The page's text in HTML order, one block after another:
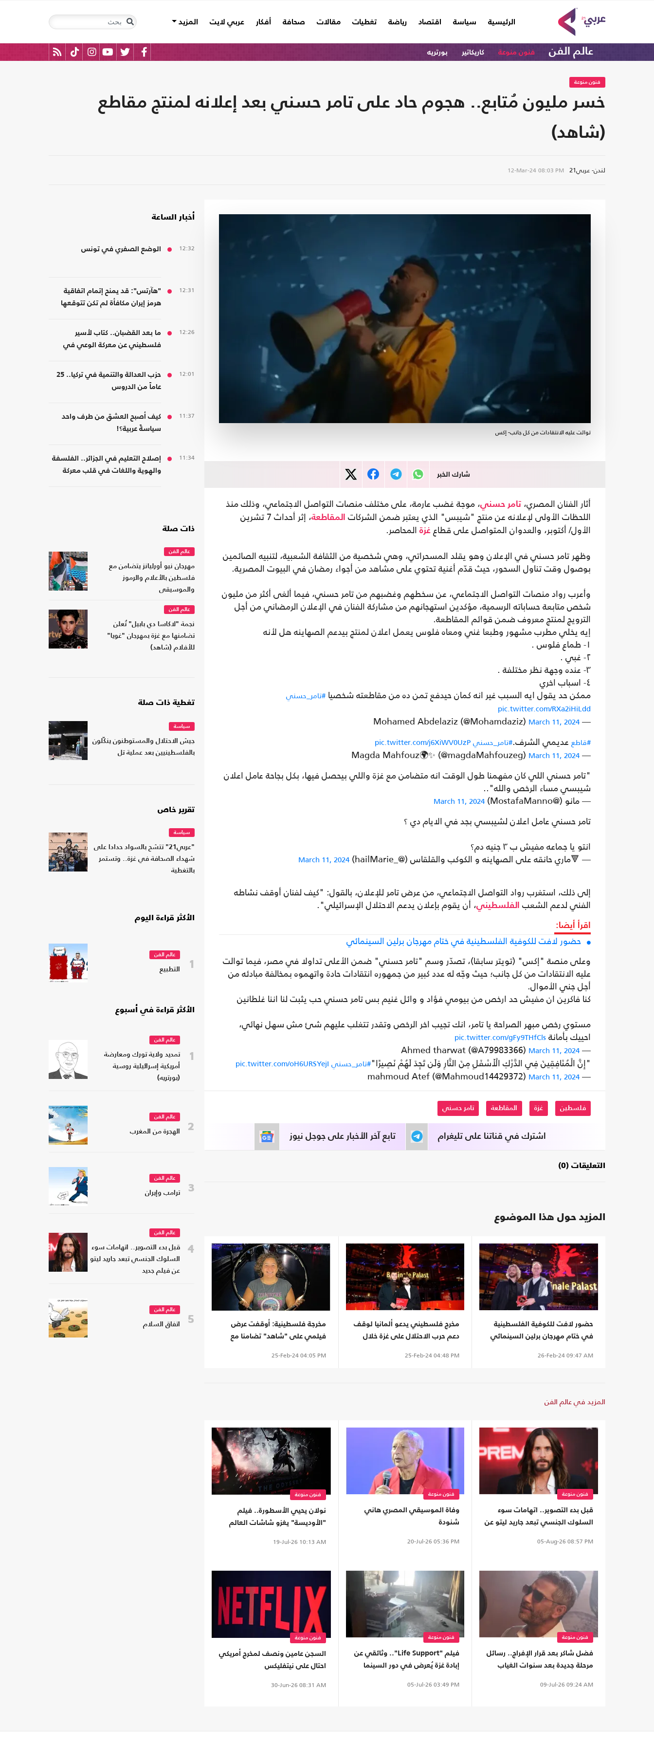
الرئيسية
(current) سياسة اقتصاد رياضة تغطيات مقالات صحافة أفكار عربي لايت المزيد
عالم الفن فنون منوعة كاريكاتير بورتريه
فنون منوعة
خسر مليون مُتابع.. هجوم حاد على تامر حسني بعد إعلانه لمنتج مقاطع
(شاهد)
لندن- عربي21 12-Mar-24 08:03 PM
توالت عليه الانتقادات من كل جانب- إكس
شارك الخبر
أثار الفنان المصري، تامر حسني، موجة غضب عارمة، على مختلف منصات التواصل الاجتماعي، وذلك منذ
اللحظات الأولى لإعلانه عن منتج "شيبس" الذي يعتبر ضمن الشركات
المقاطعة
، إثر أحداث 7 تشرين
الأول/ أكتوبر، والعدوان المتواصل على قطاع غزة المحاصر.
وظهر تامر حسني في الإعلان وهو يقلد المسحراتي، وهي شخصية من الثقافة الشعبية، لتنبيه الصائمين
بوصول وقت تناول السحور، حيث قدّم أغنية تحتوي على مشاهد من أجواء رمضان في البيوت المصرية.
وأعرب رواد منصات التواصل الاجتماعي، عن سخطهم وغضبهم من تامر حسني، فيما ألغى أكثر من مليون
شخص متابعة حساباته الرسمية، مؤكدين استهجانهم من مشاركة الفنان في الإعلان الرمضاني من أجل
الترويج لمنتج معروف ضمن قوائم المقاطعة.
إيه يخلي مطرب مشهور وطبعا غني ومعاه فلوس يعمل اعلان لمنتج بيدعم الصهاينه هل لأنه
١- طماع فلوس .
٢- غبي .
٣- عنده وجهة نظر مختلفة .
٤- اسباب اخري
ممكن حد يقول ايه السبب غير انه كمان حيدفع تمن ده من مقاطعته شخصيا #تامر_حسني
pic.twitter.com/RXa2iHiLdd
— Mohamed Abdelaziz (@Mohamdaziz)
March 11, 2024
#قاطع عديمي الشرف.#تامر_حسني pic.twitter.com/j6XiWV0UzP
— Magda Mahfouz🌍✨ (@magdaMahfouzeg)
March 11, 2024
"تامر حسني اللي كان مفهمنا طول الوقت انه متضامن مع غزة واللي بيحصل فيها، بكل بجاحة عامل اعلان
شيبسي مساء الرخص والله"..
— مانو (@MostafaManno)
March 11, 2024
تامر حسني عامل اعلان لشيبسي بجد في الايام دي ؟
انتو يا جماعه مفيش ب ٣ جنيه دم؟
— 🔻ماري حانقه على الصهاينه و الكوكب والقلقاس (@_hailMarie)
March 11, 2024
إلى ذلك، استغرب رواد التواصل الاجتماعي، من عرض تامر للإعلان، بالقول: "كيف لفنان أوقف نشاطه
الفني لدعم الشعب
الفلسطيني، أن يقوم بإعلان يدعم الاحتلال الإسرائيلي".
اقرأ أيضا:
حضور لافت للكوفية الفلسطينية في ختام مهرجان برلين السينمائي
وعلى منصة "إكس" (تويتر سابقا)، تصدّر وسم "تامر حسني" ضمن الأعلى تداولا في مصر، فيما توالت
عليه الانتقادات من كل جانب؛ حيث وجّه له عدد كبير من جمهوره انتقادات حادة واتهموه بمخالفة مبادئه من
أجل جني الأموال.
كنا فاكرين ان مفيش حد ارخص من بيومي فؤاد و وائل غنيم بس تامر حسني حب يثبت لنا اننا غلطانين
مستوي رخص مبهر الصراحة يا تامر، انك تجيب اخر الرخص وتقدر تتغلب عليهم شئ مش سهل نهائي،
احييك بأمانة pic.twitter.com/gFy9THfCls
— Ahmed tharwat (@A79983366)
March 11, 2024
"إِنَّ الْمُنَافِقِينَ فِي الدَّرْكِ الْأَسْفَلِ مِنَ النَّارِ وَلَن تَجِدَ لَهُمْ نَصِيرًا"#تامر_حسني pic.twitter.com/oH6URSYejI
— mahmoud Atef (@Mahmoud14429372)
March 11, 2024
فلسطين غزة المقاطعة تامر حسني
تابع آخر الأخبار على جوجل نيوز اشترك في قناتنا على تليغرام
التعليقات (0)
المزيد حول هذا الموضوع
حضور لافت للكوفية الفلسطينية
في ختام مهرجان برلين السينمائي
26-Feb-2409:47 AM
مخرج فلسطيني يدعو ألمانيا لوقف
دعم حرب الاحتلال على غزة خلال
25-Feb-2404:48 PM
مخرجة فلسطينية: أوقفت عرض
فيلمي على "شاهد" تضامنا مع
25-Feb-2404:05 PM
المزيد في عالم الفن
فنون منوعة
قبل بدء التصوير.. اتهامات سوء
السلوك الجنسي تبعد جاريد ليتو عن
05-Aug-26 08:57 PM
فنون منوعة
وفاة الموسيقي المصري هاني
شنودة
20-Jul-26 05:36 PM
فنون منوعة
نولان يحيي الأسطورة.. فيلم
"الأوديسة" يغزو شاشات العالم
19-Jul-26 10:13 AM
فنون منوعة
فضل شاكر بعد قرار الإفراج.. رسائل
مرحلة جديدة بعد سنوات الغياب
09-Jul-26 09:24 AM
فنون منوعة
فيلم "Life Support".. وثائقي عن
إبادة غزة يُعرض في دور السينما
05-Jul-26 03:49 PM
فنون منوعة
السجن عامين ونصف لمخرج أمريكي
احتال على نيتفليكس
30-Jun-26 08:31 AM
أخبار الساعة
12:32 الوضع الصفري في تونس
12:31
"هآرتس": قد يمنح إتمام اتفاقية
هرمز إيران مكافأة لم تكن تتوقعها
12:26
ما بعد القضبان.. كتاب لأسير
فلسطيني عن معركة الوعي في
12:01
حزب العدالة والتنمية في تركيا.. 25
عاماً من الدروس
11:37
كيف أصبح العشق من طرف واحد
سياسةً عربية؟!
11:34
إصلاح التعليم في الجزائر.. الفلسفة
والهوية واللغات في قلب معركة
ذات صلة
عالم الفن
مهرجان نيو أورليانز يتضامن مع
فلسطين بالأعلام والرموز
والموسيقى
عالم الفن
نجمة "لاكاسا دي بابيل" تُعلن
تضامنها مع غزة بمهرجان "غويا"
للأفلام (شاهد)
تغطية ذات صلة
سياسة
جيش الاحتلال والمستوطنون ينكّلون
بالفلسطينيين بعد عملية تل
تقرير خاص
سياسة
"عربي21" تتشح بالسواد حدادا على
شهداء الصحافة في غزة.. وتستمر
بالتغطية
الأكثر قراءة اليوم
1
عالم الفن
التطبيع
الأكثر قراءة في أسبوع
1
عالم الفن
تمديد ولاية تورك ومعارضة
أمريكية إسرائيلية روسية
(بورتريه)
2
عالم الفن
الهجرة من المغرب
3
عالم الفن
ترامب وإيران
4
عالم الفن
قبل بدء التصوير.. اتهامات سوء
السلوك الجنسي تبعد جاريد ليتو
عن فيلم جديد
5
عالم الفن
اتفاق السلام